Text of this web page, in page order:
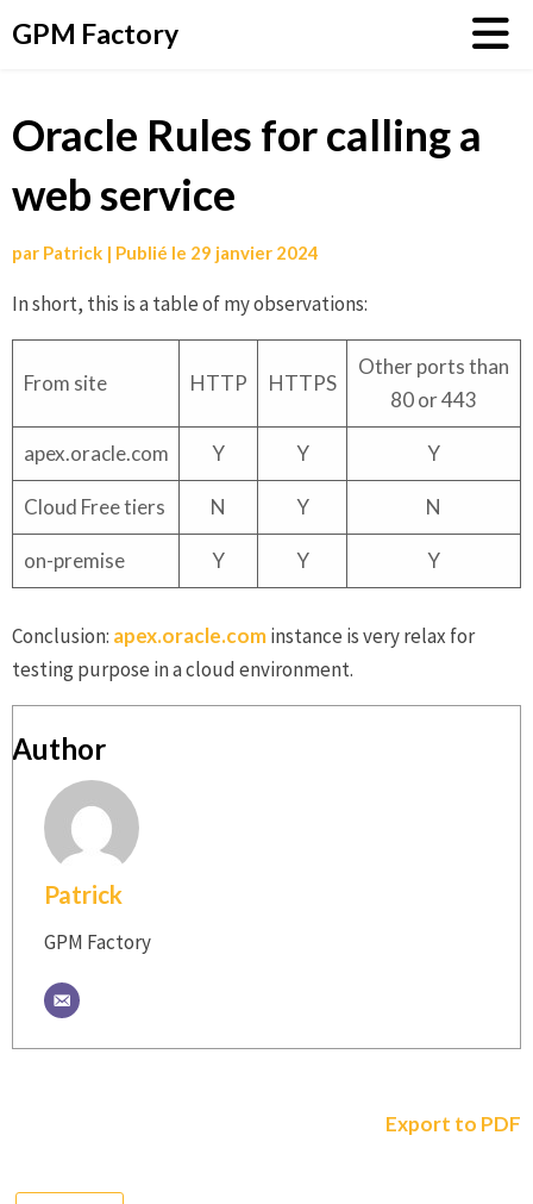
auGPM Factory
Oracle Rules for calling a
web service
par Patrick | Publié le 29 janvier 2024
In short, this is a table of my observations:
From site HTTP HTTPS
Other ports than
80 or 443
apex.oracle.com Y Y Y
Cloud Free tiers N Y N
on-premise Y Y Y
Conclusion: apex.oracle.cominstance is very relax for
testing purpose in a cloud environment.
Author
Patrick
GPM Factory
Export to PDF